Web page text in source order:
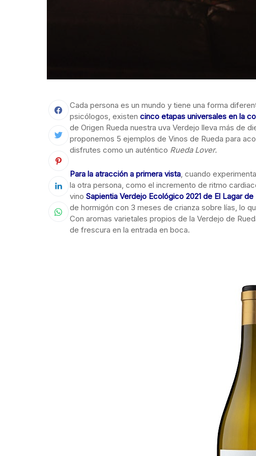
Cada persona es un mundo y tiene una forma
psicólogos, existen cinco etapas universales en la
de Origen Rueda nuestra uva Verdejo lleva más de
proponemos 5 ejemplos de Vinos de Rueda para
disfrutes como un auténtico Rueda Lover.
Para la atracción a primera vista, cuando
la otra persona, como el incremento de ritmo
vino Sapientia Verdejo Ecológico 2021 de El Lagar de
de hormigón con 3 meses de crianza sobre lías, lo
Con aromas varietales propios de la Verdejo de
de frescura en la entrada en boca.